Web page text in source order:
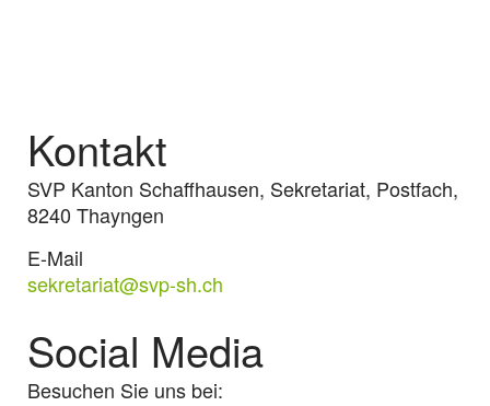
Kontakt
SVP Kanton Schaffhausen, Sekretariat, Postfach,
8240 Thayngen
E-Mail
sekretariat@svp-sh.ch
Social Media
Besuchen Sie uns bei: